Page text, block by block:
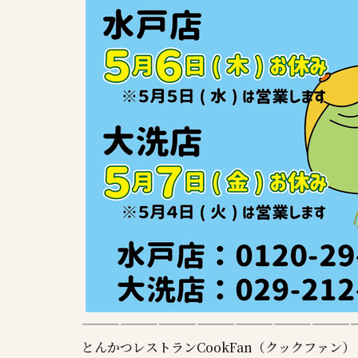
とんかつレストランCookFan（クックファン）